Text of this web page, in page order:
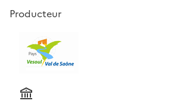
Producteur